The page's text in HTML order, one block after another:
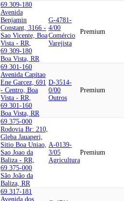
69.309-180
Avenida
Benjamin
Constant, 3166 -
Sao Vicente, Boa
Vista - RR,
69.309-180
Boa Vista, RR
G-4781-
4/00
Comércio
Varejista
Premium
69.301-160
Avenida Capitao
Ene Garcez, 691
- Centro, Boa
Vista - RR,
69.301-160
Boa Vista, RR
D-3514-
0/00
Outros
Premium
69.375-000
Rodovia Br: 210,
Gleba Jauaperi,
Sitio Boa Uniao,
Sao Joao da
Baliza - RR,
69.375-000
São João da
Baliza, RR
A-0139-
3/05
Agricultura
Premium
69.317-181
Avenida dos